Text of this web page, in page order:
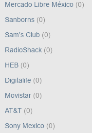
Mercado Libre México (0)
Sanborns (0)
Sam’s Club (0)
RadioShack (0)
HEB (0)
Digitalife (0)
Movistar (0)
AT&T (0)
Sony Mexico (0)